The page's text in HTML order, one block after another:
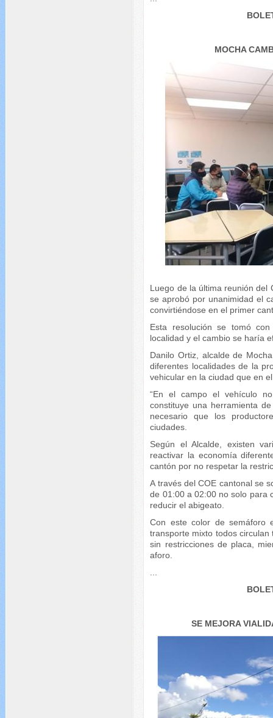
MOCHA
Luego de la última reunión del
se aprobó por unanimidad el
convirtiéndose en el primer
Esta resolución se tomó
localidad y el cambio se haría
Danilo Ortiz, alcalde de
diferentes localidades de la
vehicular en la ciudad que en
“En el campo el vehículo
constituye una herramienta
necesario que los
ciudades.
Según el Alcalde, existen
reactivar la economía
cantón por no respetar la
A través del COE cantonal se
de 01:00 a 02:00 no solo para
reducir el abigeato.
Con este color de semáforo
transporte mixto todos
sin restricciones de placa,
aforo.
SE MEJORA